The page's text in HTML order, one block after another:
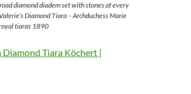
diamond diadem set with stones of every
Diamond Tiara – Archduchess Marie
tiaras 1890
Tiara Köchert |